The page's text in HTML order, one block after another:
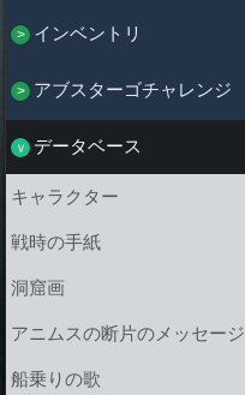
インベントリ
アブスターゴチャレンジ
データベース
キャラクター
戦時の手紙
洞窟画
アニムスの断片のメッセージ
船乗りの歌